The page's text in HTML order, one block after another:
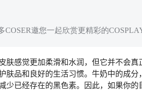
COSER邀您一起欣赏更精彩的
肤感觉更加柔滑和水润，但它并不会真
肤品和良好的生活习惯。牛奶中的成分
已经存在的黑色素。因此，如果你的